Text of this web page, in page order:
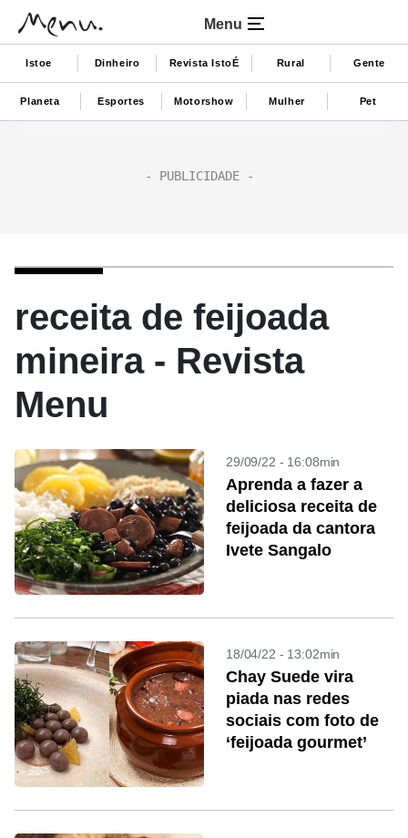
Menu
Istoe Dinheiro Revista IstoÉ Rural Gente
Planeta Esportes Motorshow Mulher Pet
receita de feijoada
mineira - Revista
Menu
29/09/22 - 16:08min
Aprenda a fazer a
deliciosa receita de
feijoada da cantora
Ivete Sangalo
18/04/22 - 13:02min
Chay Suede vira
piada nas redes
sociais com foto de
‘feijoada gourmet’